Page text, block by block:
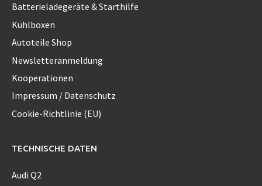
Batterieladegeräte & Starthilfe
Kühlboxen
Autoteile Shop
Newsletteranmeldung
Kooperationen
Impressum / Datenschutz
Cookie-Richtlinie (EU)
TECHNISCHE DATEN
Audi Q2